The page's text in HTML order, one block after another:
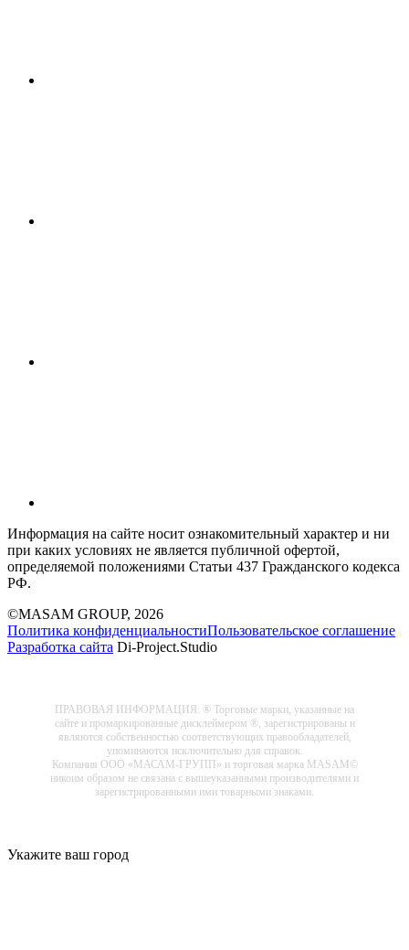
Информация на сайте носит ознакомительный характер и ни
при каких условиях не является публичной офертой,
определяемой положениями Статьи 437 Гражданского кодекса
РФ.
©MASAM GROUP, 2026
Политика конфиденциальностиПользовательское соглашение
Разработка сайта Di-Project.Studio
ПРАВОВАЯ ИНФОРМАЦИЯ: ® Торговые марки, указанные на
сайте и промаркированные дисклеймером ®, зарегистрированы и
являются собственностью соответствующих правообладателей,
упоминаются исключительно для справок.
Компания ООО «МАСАМ-ГРУПП» и торговая марка MASAM©
никоим образом не связана с вышеуказанными производителями и
зарегистрированными ими товарными знаками.
Укажите ваш город